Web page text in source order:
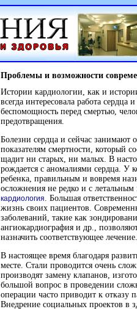
Проблемы и возможности
Истории кардиологии, как и
всегда интересовала работа
беспомощность перед смертью,
предотвращения.
Болезни сердца и сейчас
показателям смертности, который
щадит ни старых, ни малых. В
рождается с аномалиями сердца. У
ребенка, правильным и вовремя
осложнения не редко и с
кардиология. Большая
жизнь своих пациентов.
заболеваний, такие как
ангиокардиография и др.,
назначить соответствующее лечение.
В настоящее время благодаря
месте. Стали проводится очень
производят замену клапанов,
большой вопрос в проведении
операции часто приводит к отказу
Внедрение социальных проектов в